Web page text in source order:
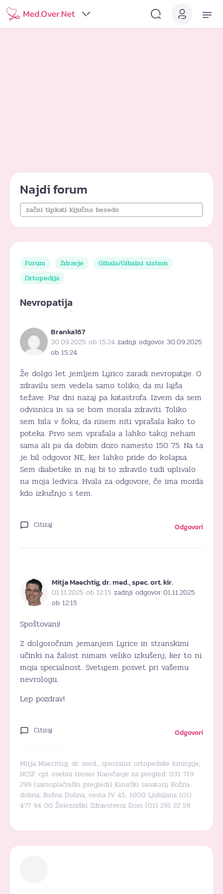
Najdi forum
Forum Zdravje
Gibala/Gibalni sistem
Ortopedija
Nevropatija
Branka167
30.09.2025 ob 15:24 zadnji odgovor 30.09.2025
ob 15:24
Že dolgo let jemljem Lyrico zaradi nevropatije. O
zdravilu sem vedela samo toliko, da mi lajša
težave. Par dni nazaj pa katastrofa. Izvem da sem
odvisnica in sa se bom morala zdraviti. Toliko
sem bila v šoku, da nisem niti vprašala kako to
poteka. Prvo sem vprašala a lahko takoj neham
sama ali pa da dobim dozo namesto 150 75. Na ta
je bil odgovor NE, ker lahko pride do kolapsa.
Sem diabetike in naj bi to zdravilo tudi uplivalo
na moja ledvica. Hvala za odgovore, če ima morda
kdo izkušnjo s tem.
Citiraj Odgovori
Mitja Maechtig, dr. med., spec. ort. kir.
01.11.2025 ob 12:15 zadnji odgovor 01.11.2025
ob 12:15
Spoštovani!
Z dolgoročnim jemanjem Lyrice in stranskimi
učinki na žalost nimam veliko izkušenj, ker to ni
moja specialnost. Svetujem posvet pri vašemu
nevrologu.
Lep pozdrav!
Citiraj Odgovori
Mitja Maechtig, dr. med., specialist ortopedske kirurgije,
NCSF cpt osebni trener Naročanje za pregled: 031 719
299 (samoplačniški pregledi) Kirurški sanatorij Rožna
dolina, Rožna Dolina, cesta IV 45, 1000 Ljubljana (01)
477 94 00 Železniški Zdravstveni Dom (01) 291 22 58